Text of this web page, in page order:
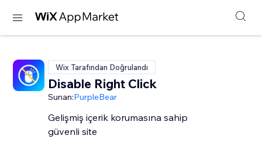
Wix Tarafından Doğrulandı
Disable Right Click
Sunan:PurpleBear
Gelişmiş içerik korumasına sahip
güvenli site